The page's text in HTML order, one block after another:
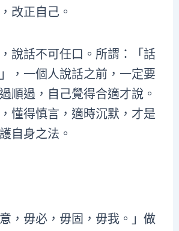
改正自己。
說話不可任口。所謂：「話
，一個人說話之前，一定要
順過，自己覺得合適才說。
懂得慎言，適時沉默，才是
自身之法。
，毋必，毋固，毋我。」做